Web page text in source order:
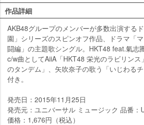
作品詳細
AKB48グループのメンバーが多数出演する
園」シリーズのスピンオフ作品、ドラマ「
闘編」の主題歌シングル。HKT48 feat.氣志
c/w曲としてAiiA「HKT48 栄光のラビリン
のタンデム」、矢吹奈子の歌う「いじわる
付き。
発売日：2015年11月25日
発売元：ユニバーサル ミュージック 品番：
価格：1,676円（税込）